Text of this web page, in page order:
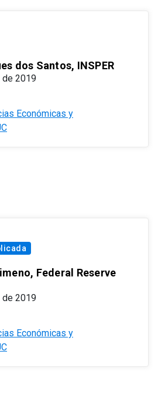
dos Santos, INSPER
de 2019
Económicas y
Federal Reserve
de 2019
Económicas y